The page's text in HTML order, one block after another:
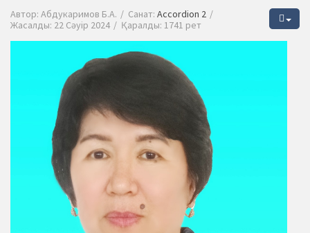
Автор: Абдукаримов Б.А. Санат: Accordion 2
Жасалды: 22 Сәуір 2024
Қаралды: 1741 рет